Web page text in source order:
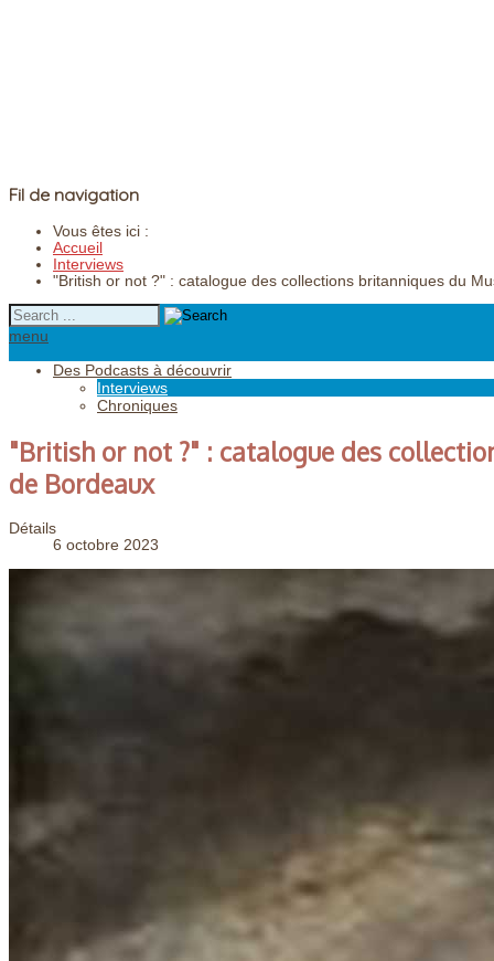
Fil de navigation
Vous êtes ici :
Accueil
Interviews
"British or not ?" : catalogue des collections britanniques du
menu
Des Podcasts à découvrir
Interviews
Chroniques
"British or not ?" : catalogue des
de Bordeaux
Détails
6 octobre 2023